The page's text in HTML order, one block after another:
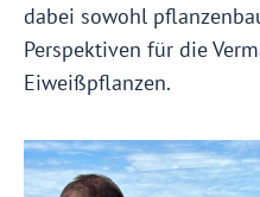
dabei sowohl
Perspektiven für die
Eiweißpflanzen.